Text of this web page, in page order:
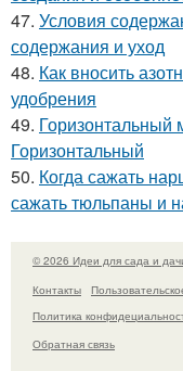
47. Условия
содержания и уход
48. Как вносить
удобрения
49. Горизонтальный
Горизонтальный
50. Когда сажать
сажать тюльпаны и
© 2026 Идеи для сада и
Контакты
Политика
Обратная связь